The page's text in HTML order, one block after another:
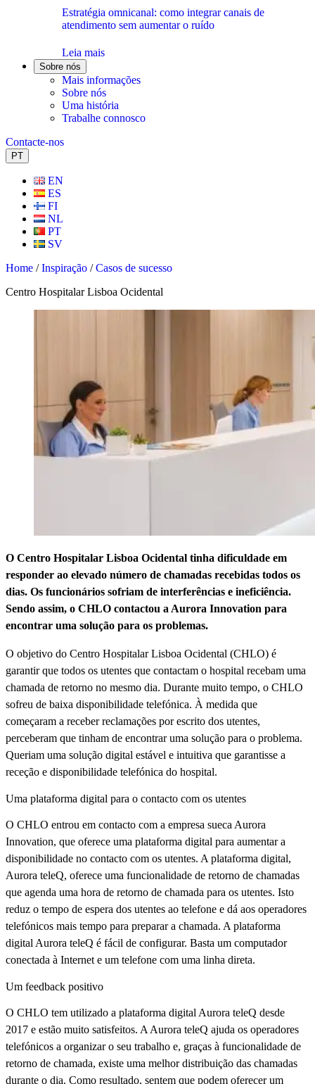
Estratégia omnicanal: como integrar canais de
atendimento sem aumentar o ruído
Leia mais
Sobre nós
Mais informações
Sobre nós
Uma história
Trabalhe connosco
Contacte-nos
PT
EN
ES
FI
NL
PT
SV
Home /Inspiração /Casos de sucesso
Centro Hospitalar Lisboa Ocidental
O Centro Hospitalar Lisboa Ocidental tinha dificuldade em
responder ao elevado número de chamadas recebidas todos os
dias. Os funcionários sofriam de interferências e ineficiência.
Sendo assim, o CHLO contactou a Aurora Innovation para
encontrar uma solução para os problemas.
O objetivo do Centro Hospitalar Lisboa Ocidental (CHLO) é
garantir que todos os utentes que contactam o hospital recebam uma
chamada de retorno no mesmo dia. Durante muito tempo, o CHLO
sofreu de baixa disponibilidade telefónica. À medida que
começaram a receber reclamações por escrito dos utentes,
perceberam que tinham de encontrar uma solução para o problema.
Queriam uma solução digital estável e intuitiva que garantisse a
receção e disponibilidade telefónica do hospital.
Uma plataforma digital para o contacto com os utentes
O CHLO entrou em contacto com a empresa sueca Aurora
Innovation, que oferece uma plataforma digital para aumentar a
disponibilidade no contacto com os utentes. A plataforma digital,
Aurora teleQ, oferece uma funcionalidade de retorno de chamadas
que agenda uma hora de retorno de chamada para os utentes. Isto
reduz o tempo de espera dos utentes ao telefone e dá aos operadores
telefónicos mais tempo para preparar a chamada. A plataforma
digital Aurora teleQ é fácil de configurar. Basta um computador
conectada à Internet e um telefone com uma linha direta.
Um feedback positivo
O CHLO tem utilizado a plataforma digital Aurora teleQ desde
2017 e estão muito satisfeitos. A Aurora teleQ ajuda os operadores
telefónicos a organizar o seu trabalho e, graças à funcionalidade de
retorno de chamada, existe uma melhor distribuição das chamadas
durante o dia. Como resultado, sentem que podem oferecer um